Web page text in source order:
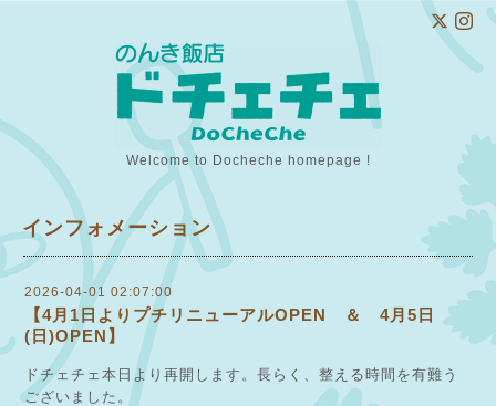
Welcome to Docheche homepage !
インフォメーション
2026-04-01 02:07:00
【4月1日よりプチリニューアルOPEN ＆ 4月5日
(日)OPEN】
ドチェチェ本日より再開します。長らく、整える時間を有難う
ございました。